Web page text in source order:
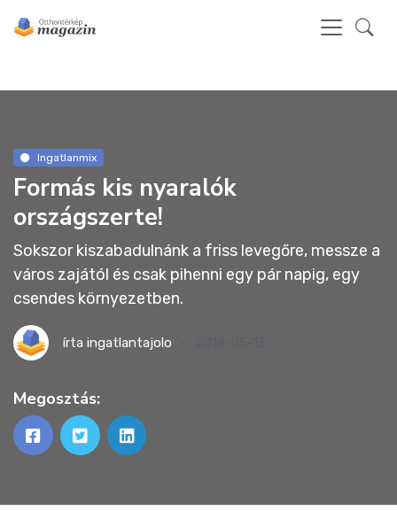
Ingatlanmix
Formás kis nyaralók
országszerte!
Sokszor kiszabadulnánk a friss levegőre, messze a
város zajától és csak pihenni egy pár napig, egy
csendes környezetben.
írta ingatlantajolo
Megosztás: